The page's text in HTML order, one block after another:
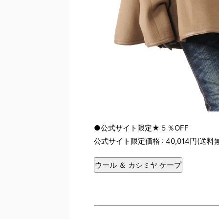
●公式サイト限定★５％OFF
公式サイト限定価格 : 40,014円(送料
ウール ＆ カシミヤ ケープ